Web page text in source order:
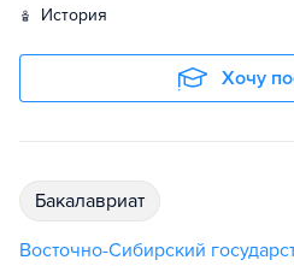
история
Хочу
бакалавриат
Восточно-Сибирский